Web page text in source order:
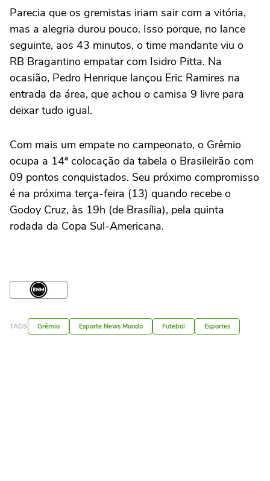
Parecia que os gremistas iriam sair com a vitória,
mas a alegria durou pouco. Isso porque, no lance
seguinte, aos 43 minutos, o time mandante viu o
RB Bragantino empatar com Isidro Pitta. Na
ocasião, Pedro Henrique lançou Eric Ramires na
entrada da área, que achou o camisa 9 livre para
deixar tudo igual.
Com mais um empate no campeonato, o Grêmio
ocupa a 14ª colocação da tabela o Brasileirão com
09 pontos conquistados. Seu próximo compromisso
é na próxima terça-feira (13) quando recebe o
Godoy Cruz, às 19h (de Brasília), pela quinta
rodada da Copa Sul-Americana.
TAGS Grêmio Esporte News Mundo Futebol Esportes